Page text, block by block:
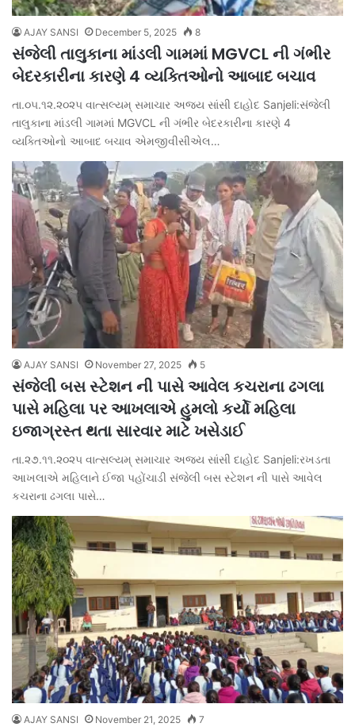
AJAY SANSI December 5, 2025 8
સંજેલી તાલુકાના માંડલી ગામમાં MGVCL ની ગંભીર
બેદરકારીના કારણે 4 વ્યક્તિઓનો આબાદ બચાવ
તા.૦૫.૧૨.૨૦૨૫ વાત્સલ્યમ્ સમાચાર અજય સાંસી દાહોદ Sanjeli:સંજેલી
તાલુકાના માંડલી ગામમાં MGVCL ની ગંભીર બેદરકારીના કારણે 4
વ્યક્તિઓનો આબાદ બચાવ એમજીવીસીએલ…
AJAY SANSI November 27, 2025 5
સંજેલી બસ સ્ટેશન ની પાસે આવેલ કચરાના ઢગલા
પાસે મહિલા પર આખલાએ હુમલો કર્યો મહિલા
ઇજાગ્રસ્ત થતા સારવાર માટે ખસેડાઈ
તા.૨૭.૧૧.૨૦૨૫ વાત્સલ્યમ્ સમાચાર અજય સાંસી દાહોદ Sanjeli:રખડતા
આખલાએ મહિલાને ઈજા પહોંચાડી સંજેલી બસ સ્ટેશન ની પાસે આવેલ
કચરાના ઢગલા પાસે…
AJAY SANSI November 21, 2025 7